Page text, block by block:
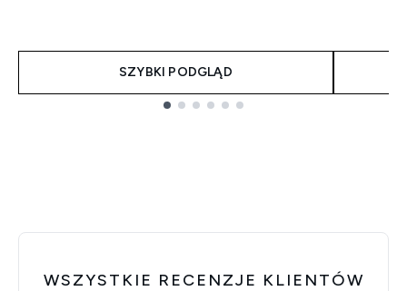
SZYBKI PODGLĄD
WSZYSTKIE RECENZJE KLIENTÓW